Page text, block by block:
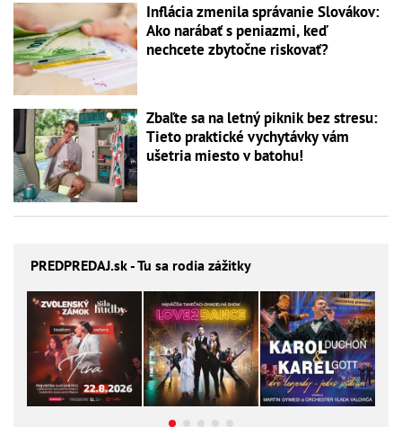
Inflácia zmenila správanie Slovákov:
Ako narábať s peniazmi, keď
nechcete zbytočne riskovať?
Zbaľte sa na letný piknik bez stresu:
Tieto praktické vychytávky vám
ušetria miesto v batohu!
PREDPREDAJ.sk - Tu sa rodia zážitky